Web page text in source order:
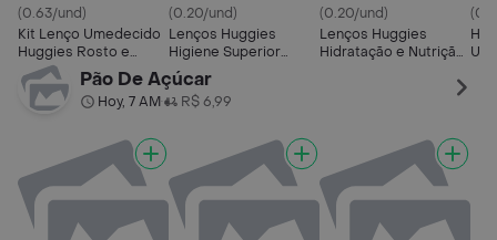
(0.63/und)
Kit Lenço Umedecido
Huggies Rosto e
Corpo Hipoalergênico
48 Unidades
(0.20/und)
Lenços Huggies
Higiene Superior
Limpam 2X Mais 4 x 48
Und
(0.20/und)
Lenços Huggies
Hidratação e Nutrição
Pão De Açúcar
Hoy, 7 AM• R$ 6,99